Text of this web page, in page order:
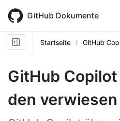
main
content
GitHub Dokumente
Startseite GitHub
GitHub
den